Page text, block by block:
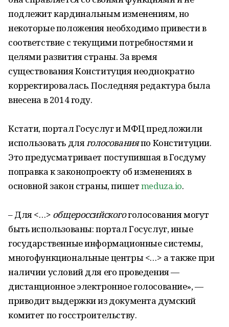
подлежит кардинальным изменениям, но
некоторые положения необходимо привести в
соответствие с текущими потребностями и
целями развития страны. За время
существования Конституция неоднократно
корректировалась. Последняя редактура была
внесена в 2014 году.
Кстати, портал Госуслуг и МФЦ предложили
использовать дляголосованияпо Конституции.
Это предусматривает поступившая в Госдуму
поправка к законопроекту об изменениях в
основной закон страны, пишетmeduza.io.
– Для <…> общероссийскогоголосования могут
быть использованы: портал Госуслуг, иные
государственные информационные системы,
многофункциональные центры <…> а также при
наличии условий для его проведения —
дистанционное электронное голосование», —
приводит выдержки из документа думский
комитет по госстроительству.